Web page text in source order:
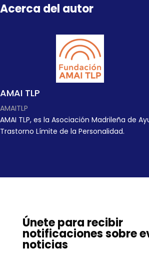
Acerca del autor
AMAI TLP
AMAITLP
AMAI TLP, es la Asociación Madrileña de
Trastorno Límite de la Personalidad.
Únete para recibir
notificaciones sobre
noticias